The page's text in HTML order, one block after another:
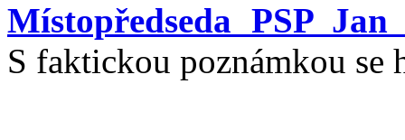
Místopředseda PSP Jan
S faktickou poznámkou se